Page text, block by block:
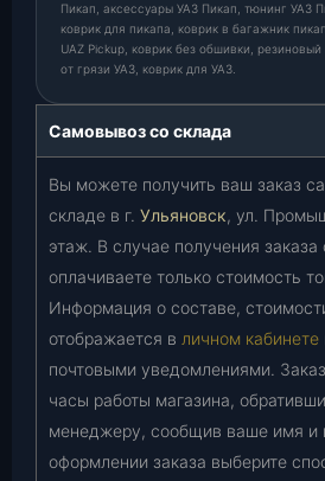
Пикап, аксессуары УАЗ Пикап, тюнинг УАЗ
коврик для пикапа, коврик в багажник
UAZ Pickup, коврик без обшивки, резиновый
от грязи УАЗ, коврик для УАЗ.
Самовывоз со склада
Вы можете получить ваш заказ
складе в г. Ульяновск, ул.
этаж. В случае получения
оплачиваете только стоимость
Информация о составе,
отображается в личном кабинете
почтовыми уведомлениями.
часы работы магазина,
менеджеру, сообщив ваше имя и
оформлении заказа выберите